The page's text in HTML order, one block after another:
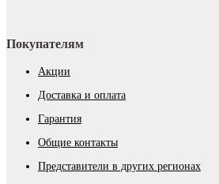
Покупателям
Акции
Доставка и оплата
Гарантия
Общие контакты
Представители в других регионах